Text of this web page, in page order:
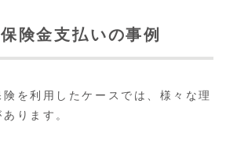
険金支払いの事例
を利用したケースでは、様々な理
ります。